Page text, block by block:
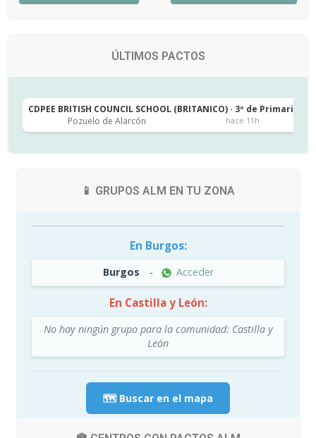
ÚLTIMOS PACTOS
CDPEE BRITISH COUNCIL SCHOOL (BRITANICO) · 3º de Primaria
Pozuelo de Alarcón
hace 11h
📱 GRUPOS ALM EN TU ZONA
En Burgos:
Burgos - Acceder
En Castilla y León:
No hay ningún grupo para la comunidad: Castilla y
León
🗺️ Buscar en el mapa